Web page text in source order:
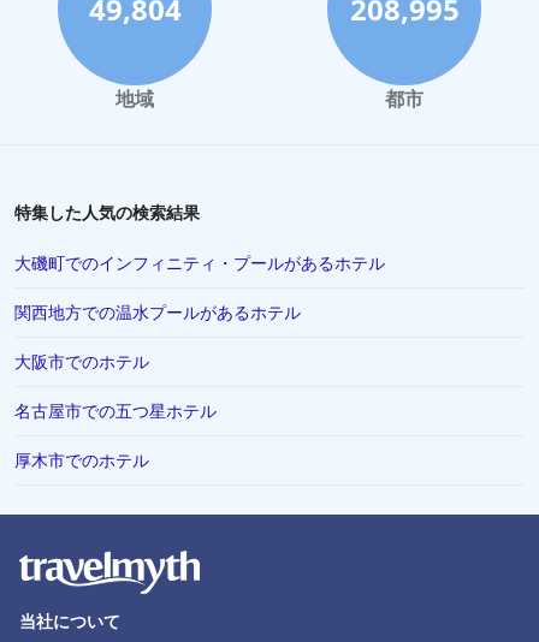
49,804
地域
208,995
都市
特集した人気の検索結果
大磯町でのインフィニティ・プールがあるホテル
関西地方での温水プールがあるホテル
大阪市でのホテル
名古屋市での五つ星ホテル
厚木市でのホテル
当社について